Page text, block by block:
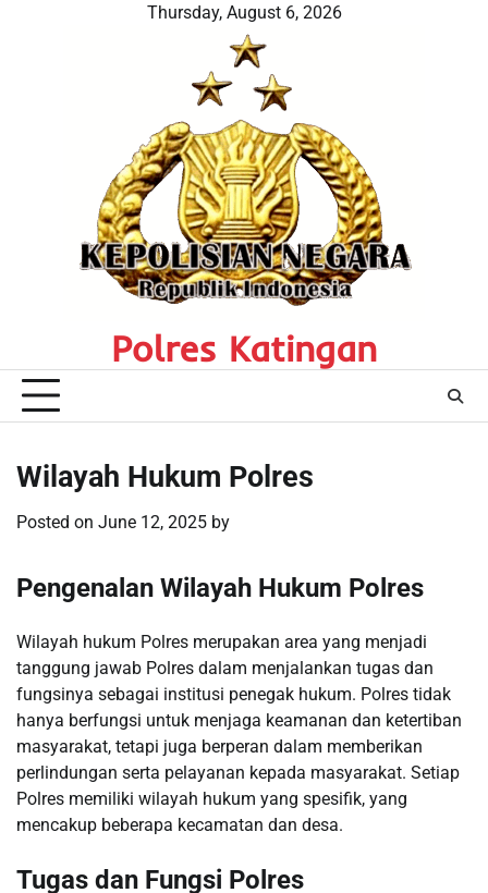
Thursday, August 6, 2026
Polres Katingan
Wilayah Hukum Polres
Posted on June 12, 2025 by
Pengenalan Wilayah Hukum Polres
Wilayah hukum Polres merupakan area yang menjadi
tanggung jawab Polres dalam menjalankan tugas dan
fungsinya sebagai institusi penegak hukum. Polres tidak
hanya berfungsi untuk menjaga keamanan dan ketertiban
masyarakat, tetapi juga berperan dalam memberikan
perlindungan serta pelayanan kepada masyarakat. Setiap
Polres memiliki wilayah hukum yang spesifik, yang
mencakup beberapa kecamatan dan desa.
Tugas dan Fungsi Polres